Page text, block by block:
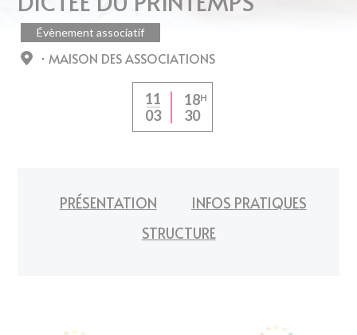
Évènement associatif
MAISON DES ASSOCIATIONS
11
03
18H
30
PRÉSENTATION
INFOS PRATIQUES
STRUCTURE